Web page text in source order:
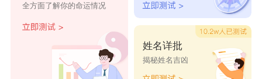
华儿洛 华语庭 华姐宕 华佁姯 华姳姈
华霓杏 华莱莘 华简箫
全方面了解你的命运情况
姓名详批
揭秘姓名吉凶